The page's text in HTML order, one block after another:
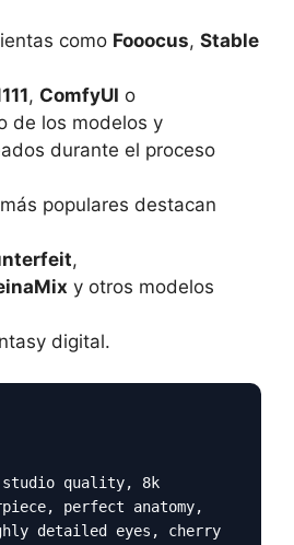
como Fooocus, Stable
, ComfyUI o
de los modelos y
durante el proceso
populares destacan
,
y otros modelos
digital.
studio quality, 8k
perfect anatomy,
detailed eyes, cherry